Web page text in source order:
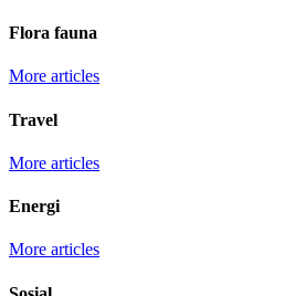
Flora fauna
More articles
Travel
More articles
Energi
More articles